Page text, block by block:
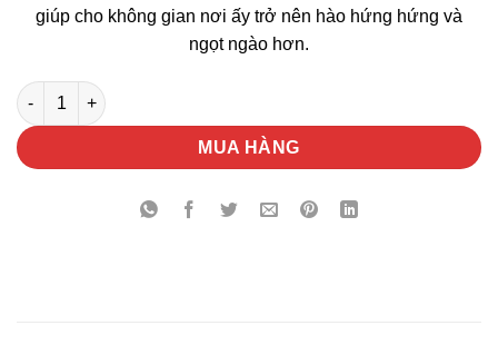
giúp cho không gian nơi ấy trở nên hào hứng hứng và
ngọt ngào hơn.
Hoa Hồng Môn Hồng Trong Nước Quà Tặng số lượng
MUA HÀNG